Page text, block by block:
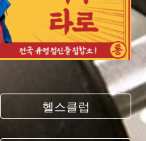
헬스클럽